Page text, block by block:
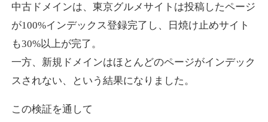
詳細を見る
10,800円 入札 0件
express-soft.com
DA38 外部リンク数
中古ドメインは、東京グルメサイトは投稿したページ
が100%インデックス登録完了し、日焼け止めサイト
も30%以上が完了。
一方、新規ドメインはほとんどのページがインデック
スされない、という結果になりました。
この検証を通して